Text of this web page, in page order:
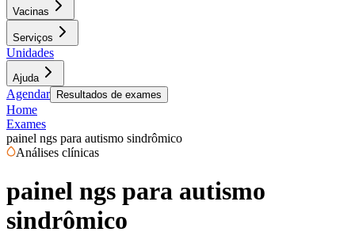
Vacinas
Serviços
Unidades
Ajuda
Agendar Resultados de exames
Home
Exames
painel ngs para autismo sindrômico
Análises clínicas
painel ngs para autismo
sindrômico